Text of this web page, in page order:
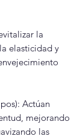
la
elasticidad y
Actúan
mejorando
las